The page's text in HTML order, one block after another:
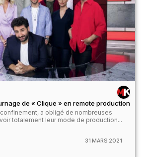
de « Clique » en remote production
confinement, a obligé de nombreuses
totalement leur mode de production...
31 MARS 2021